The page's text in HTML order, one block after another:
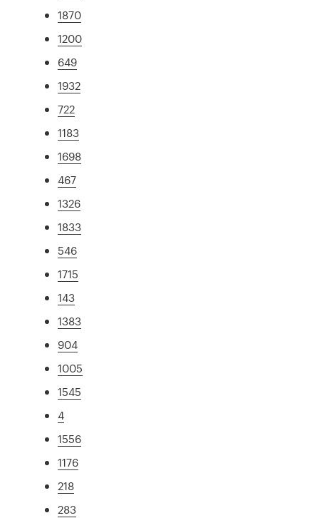
1870
1200
649
1932
722
1183
1698
467
1326
1833
546
1715
143
1383
904
1005
1545
4
1556
1176
218
283